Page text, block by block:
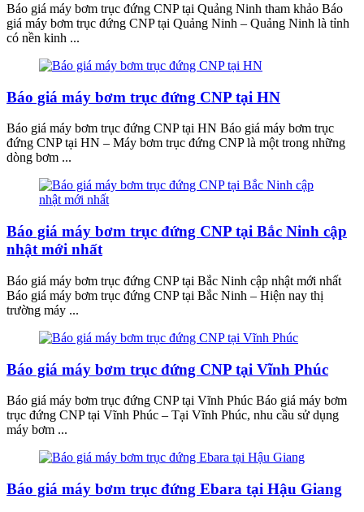
Báo giá máy bơm trục đứng CNP tại Quảng Ninh tham khảo Báo
giá máy bơm trục đứng CNP tại Quảng Ninh – Quảng Ninh là tỉnh
có nền kinh ...
Báo giá máy bơm trục đứng CNP tại HN
Báo giá máy bơm trục đứng CNP tại HN Báo giá máy bơm trục
đứng CNP tại HN – Máy bơm trục đứng CNP là một trong những
dòng bơm ...
Báo giá máy bơm trục đứng CNP tại Bắc Ninh cập
nhật mới nhất
Báo giá máy bơm trục đứng CNP tại Bắc Ninh cập nhật mới nhất
Báo giá máy bơm trục đứng CNP tại Bắc Ninh – Hiện nay thị
trường máy ...
Báo giá máy bơm trục đứng CNP tại Vĩnh Phúc
Báo giá máy bơm trục đứng CNP tại Vĩnh Phúc Báo giá máy bơm
trục đứng CNP tại Vĩnh Phúc – Tại Vĩnh Phúc, nhu cầu sử dụng
máy bơm ...
Báo giá máy bơm trục đứng Ebara tại Hậu Giang